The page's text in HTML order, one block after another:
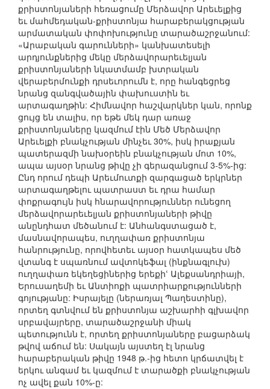
քրիստոնյաների հեռացումը Մերձավոր Արեւելքից
եւ մահմեդական-քրիստոնյա հարաբերակցության
արմատական փոփոխությունը տարածաշրջանում:
«Արաբական գարունների» կանխատեսելի
արդյունքներից մեկը մերձավորարեւելյան
քրիստոնյաների նկատմամբ խտրական
վերաբերմունքի դրսեւորումն է, որը հանգեցրեց
նրանց զանգվածային փախուստին եւ
արտագաղթին: Հիմնավոր հաշվարկներ կան, որոնք
ցույց են տալիս, որ եթե մեկ դար առաջ
քրիստոնյաները կազմում էին Մեծ Մերձավոր
Արեւելքի բնակչության մինչեւ 30%, իսկ իրաքյան
պատերազմի նախօրեին բնակչության մոտ 10%,
ապա այսօր նրանց թիվը չի գերազանցում 3-5%-ից:
Ընդ որում դեպի Արեւմուտքի զարգացած երկրներ
արտագաղթելու պատրաստ եւ դրա համար
փոքրագույն իսկ հնարավորություններ ունեցող
մերձավորարեւելյան քրիստոնյաների թիվը
անընդհատ մեծանում է: Անհանգստացած է,
մասնավորապես, ուղղափառ քրիստոնյա
հանրությունը, որովհետեւ այսօր հատկապես մեծ
վտանգ է սպառնում ավտոկեֆալ (ինքնագլուխ)
ուղղափառ եկեղեցիներից երեքիՙ Ալեքսանդրիայի,
Երուսաղեմի եւ Անտիոքի պատրիարքությունների
գոյությանը: Իսրայելը (ներառյալ Պաղեստինը),
որտեղ գտնվում են քրիստոնյա աշխարհի գլխավոր
սրբավայրերը, տարածաշրջանի միակ
պետությունն է, որտեղ քրիստոնյաները բացարձակ
թվով աճում են: Սակայն այստեղ էլ նրանց
հարաբերական թիվը 1948 թ.-ից հետո կրճատվել է
երկու անգամ եւ կազմում է տարածքի բնակչության
ոչ ավել քան 10%-ը: